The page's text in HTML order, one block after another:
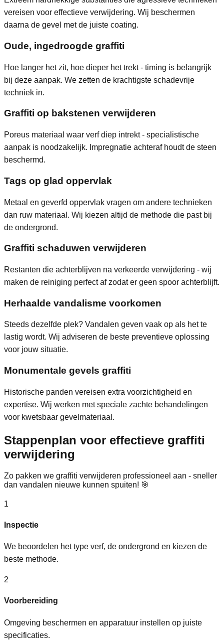
vereisen voor effectieve verwijdering. Wij beschermen
daarna de gevel met de juiste coating.
Oude, ingedroogde graffiti
Hoe langer het zit, hoe dieper het trekt - timing is belangrijk
bij deze aanpak. We zetten de krachtigste schadevrije
techniek in.
Graffiti op bakstenen verwijderen
Poreus materiaal waar verf diep intrekt - specialistische
aanpak is noodzakelijk. Impregnatie achteraf houdt de steen
beschermd.
Tags op glad oppervlak
Metaal en geverfd oppervlak vragen om andere technieken
dan ruw materiaal. Wij kiezen altijd de methode die past bij
de ondergrond.
Graffiti schaduwen verwijderen
Restanten die achterblijven na verkeerde verwijdering - wij
maken de reiniging perfect af zodat er geen spoor achterblijft.
Herhaalde vandalisme voorkomen
Steeds dezelfde plek? Vandalen geven vaak op als het te
lastig wordt. Wij adviseren de beste preventieve oplossing
voor jouw situatie.
Monumentale gevels graffiti
Historische panden vereisen extra voorzichtigheid en
expertise. Wij werken met speciale zachte behandelingen
voor kwetsbaar gevelmateriaal.
Stappenplan voor effectieve graffiti
verwijdering
Zo pakken we graffiti verwijderen professioneel aan - sneller
dan vandalen nieuwe kunnen spuiten! 🎯
1
Inspectie
We beoordelen het type verf, de ondergrond en kiezen de
beste methode.
2
Voorbereiding
Omgeving beschermen en apparatuur instellen op juiste
specificaties.